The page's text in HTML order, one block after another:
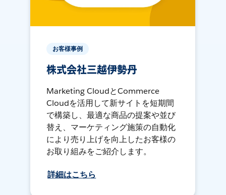
お客様事例
株式会社三越伊勢丹
Marketing CloudとCommerce
Cloudを活用して新サイトを短期間
で構築し、最適な商品の提案や並び
替え、マーケティング施策の自動化
により売り上げを向上したお客様の
お取り組みをご紹介します。
詳細はこちら